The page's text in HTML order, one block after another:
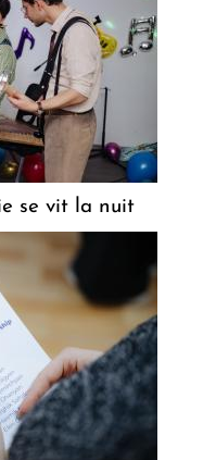
se vit la nuit